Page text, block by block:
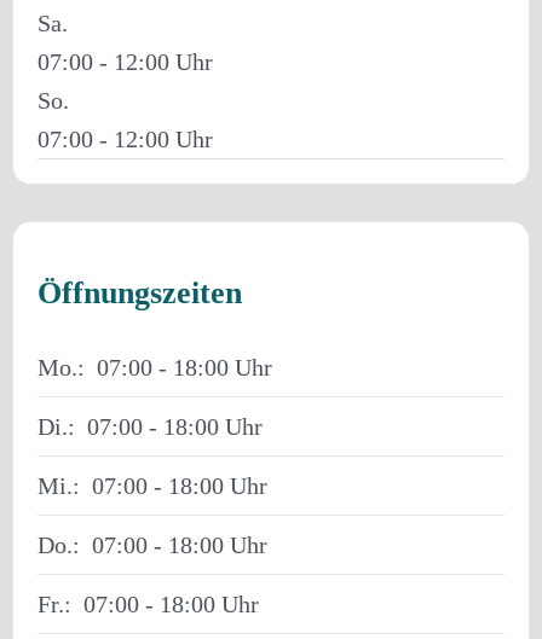
Sa.
07:00 - 12:00
So.
07:00 - 12:00
Öffnungszeiten
Mo.: 07:00 - 18:00
Di.: 07:00 - 18:00
Mi.: 07:00 - 18:00
Do.: 07:00 - 18:00
Fr.: 07:00 - 18:00